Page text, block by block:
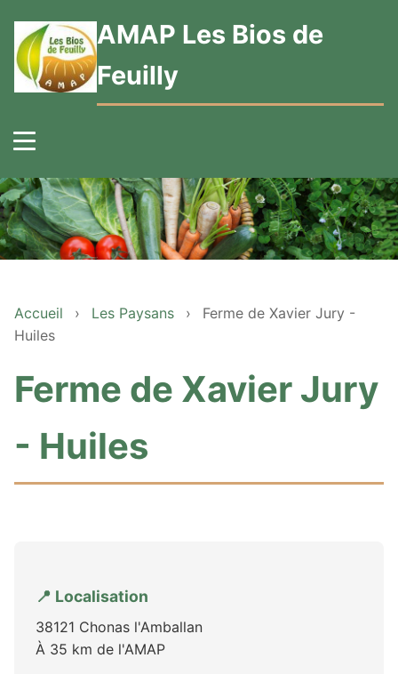
AMAP Les Bios de
Feuilly
Accueil › Les Paysans ›
Ferme de Xavier Jury -
Huiles
Ferme de Xavier Jury
- Huiles
📍 Localisation
38121 Chonas l'Amballan
À 35 km de l'AMAP